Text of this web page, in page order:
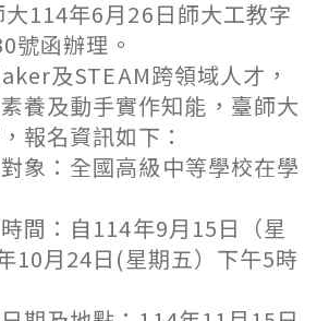
114年6月26日師大工教字
號函辦理。
及STEAM跨領域人才，
養及動手實作知能，臺師大
報名資訊如下：
：全國高級中等學校在學
：自114年9月15日（星
10月24日(星期五）下午5時